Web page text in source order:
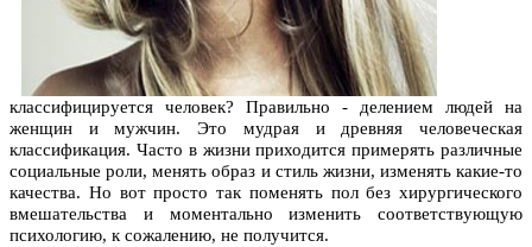
классифицируется человек? Правильно - делением людей на
женщин и мужчин. Это мудрая и древняя человеческая
классификация. Часто в жизни приходится примерять различные
социальные роли, менять образ и стиль жизни, изменять какие-то
качества. Но вот просто так поменять пол без хирургического
вмешательства и моментально изменить соответствующую
психологию, к сожалению, не получится.